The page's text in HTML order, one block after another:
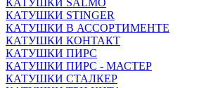
КАТУШКИ SALMO
КАТУШКИ STINGER
КАТУШКИ В АССОРТИМЕНТЕ
КАТУШКИ КОНТАКТ
КАТУШКИ ПИРС
КАТУШКИ ПИРС - МАСТЕР
КАТУШКИ СТАЛКЕР